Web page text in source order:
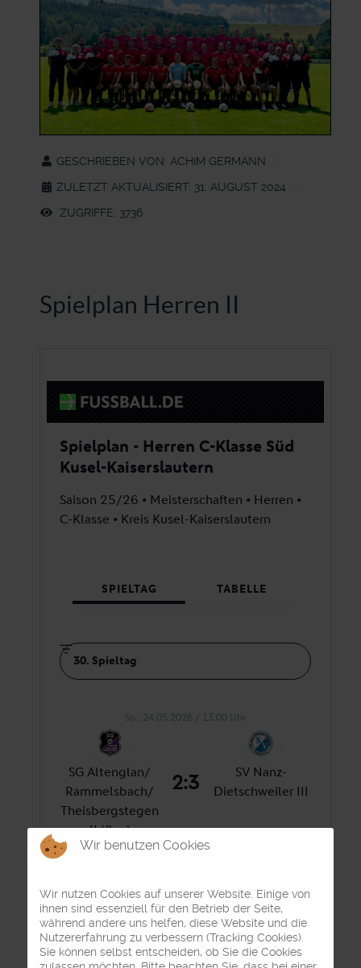
GESCHRIEBEN VON: ACHIM GERMANN
ZULETZT AKTUALISIERT: 31. AUGUST 2024
ZUGRIFFE: 3736
Spielplan Herren II
Wir benutzen Cookies
Wir nutzen Cookies auf unserer Website. Einige von
ihnen sind essenziell für den Betrieb der Seite,
während andere uns helfen, diese Website und die
Nutzererfahrung zu verbessern (Tracking Cookies).
Sie können selbst entscheiden, ob Sie die Cookies